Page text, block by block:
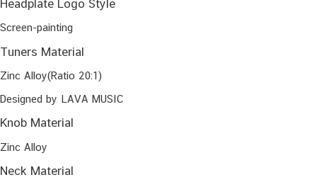
Headplate Logo Style
Screen-painting
Tuners Material
Zinc Alloy(Ratio 20:1)
Designed by LAVA MUSIC
Knob Material
Zinc Alloy
Neck Material